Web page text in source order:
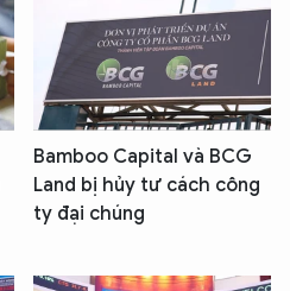
Bamboo Capital và BCG
Land bị hủy tư cách công
ty đại chúng